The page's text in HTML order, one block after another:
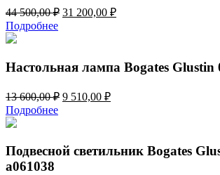
44 500,00₽ Первоначальная
31 200,00 ₽Текущая
Подробнее
Настольная лампа Bogates Glustin
13 600,00₽ Первоначальная
600,00 ₽.
9 510,00 ₽Текущая
Подробнее
Подвесной светильник Bogates
a061038